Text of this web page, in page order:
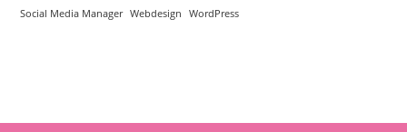
Social Media Manager Webdesign WordPress